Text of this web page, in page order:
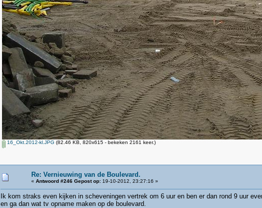
16_Okt.2012-kl.JPG (82.46 KB, 820x615 - bekeken 2161 keer.)
Re: Vernieuwing van de Boulevard.
« Antwoord #246 Gepost op:19-10-2012, 23:27:16 »
Ik kom straks even kijken in scheveningen vertrek om 6 uur en ben er dan rond 9 uur
en ga dan wat tv opname maken op de boulevard.